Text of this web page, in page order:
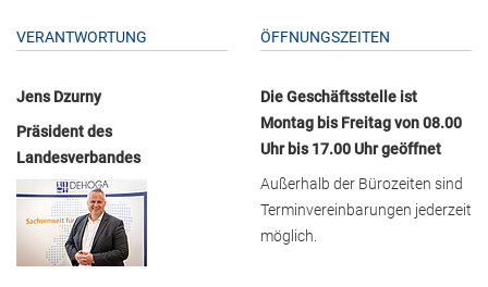
VERANTWORTUNG
Jens Dzurny
Präsident des
Landesverbandes
ÖFFNUNGSZEITEN
Die Geschäftsstelle ist
Montag bis Freitag von 08.00
Uhr bis 17.00 Uhr geöffnet
Außerhalb der Bürozeiten sind
Terminvereinbarungen jederzeit
möglich.